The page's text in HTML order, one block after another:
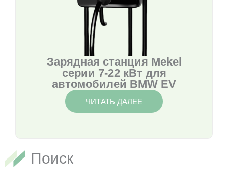
Зарядная станция Mekel
серии 7-22 кВт для
автомобилей BMW EV
ЧИТАТЬ ДАЛЕЕ
Поиск